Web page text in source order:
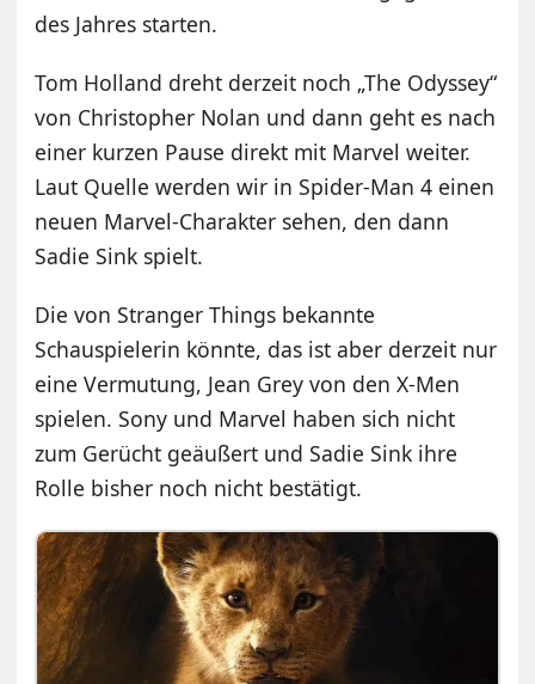
des Jahres starten.
Tom Holland dreht derzeit noch „The Odyssey“
von Christopher Nolan und dann geht es nach
einer kurzen Pause direkt mit Marvel weiter.
Laut Quelle werden wir in Spider-Man 4 einen
neuen Marvel-Charakter sehen, den dann
Sadie Sink spielt.
Die von Stranger Things bekannte
Schauspielerin könnte, das ist aber derzeit nur
eine Vermutung, Jean Grey von den X-Men
spielen. Sony und Marvel haben sich nicht
zum Gerücht geäußert und Sadie Sink ihre
Rolle bisher noch nicht bestätigt.